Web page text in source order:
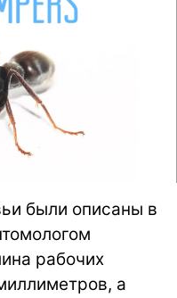
были описаны в
рабочих
а